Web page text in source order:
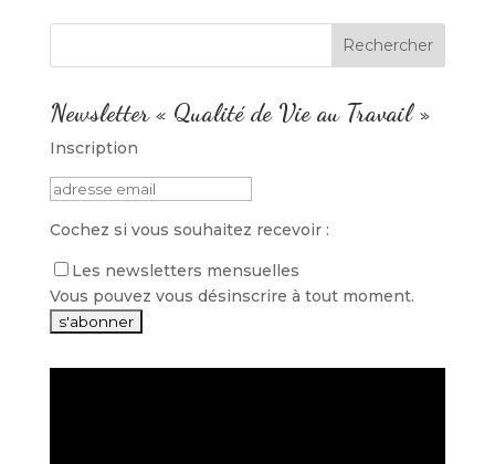
Newsletter « Qualité de Vie au Travail »
Inscription
Cochez si vous souhaitez recevoir :
Les newsletters mensuelles
Vous pouvez vous désinscrire à tout moment.